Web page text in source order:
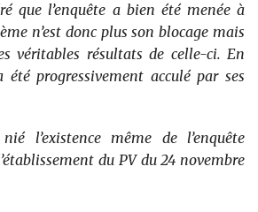
que l’enquête a bien été menée à
n’est donc plus son blocage mais
véritables résultats de celle-ci. En
progressivement acculé par ses
l’existence même de l’enquête
du PV du 24 novembre